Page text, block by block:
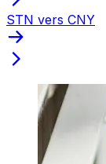
STN vers CNY